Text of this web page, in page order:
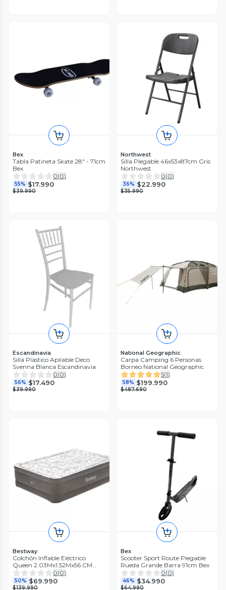
Bex
Tabla Patineta Skate 28" - 71cm
Bex
0(0)
55% $17.990
$39.990
Northwest
Silla Plegable 46x53x87cm Gris
Northwest
0(0)
36% $22.990
$35.990
Escandinavia
Silla Plástico Apilable Deco
Svenna Blanca Escandinavia
0(0)
56% $17.490
$39.990
National Geographic
Carpa Camping 6 Personas
Borneo National Geographic
5(1)
58% $199.990
$487.690
Bestway
Colchón Inflable Eléctrico
Queen 2.03Mx1.52Mx56 CM
Bestway
0(0)
50% $69.990
$139.990
Bex
Scooter Sport Route Plegable
Rueda Grande Barra 91cm Bex
0(0)
46% $34.990
$64.990